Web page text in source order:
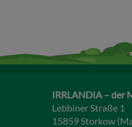
IRRLANDIA – der
Lebbiner Straße 1
15859 Storkow